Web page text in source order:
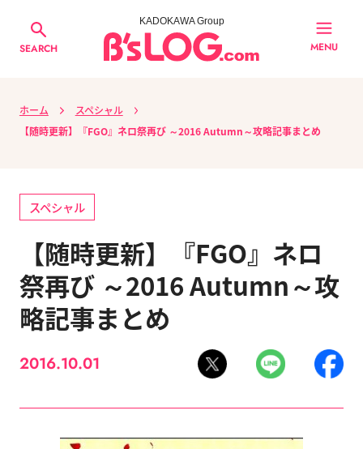
SEARCH
KADOKAWA Group
MENU
ホーム
スペシャル
【随時更新】『FGO』ネロ祭再び ～2016 Autumn～攻略記事まとめ
スペシャル
【随時更新】『FGO』ネロ
祭再び ～2016 Autumn～攻
略記事まとめ
2016.10.01